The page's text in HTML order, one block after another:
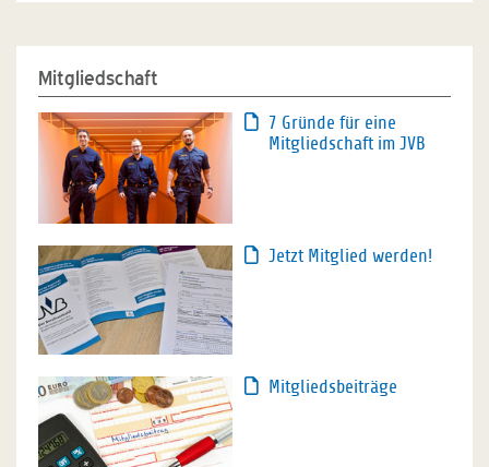
Mitgliedschaft
7 Gründe für eine
Mitgliedschaft im JVB
Jetzt Mitglied werden!
Mitgliedsbeiträge